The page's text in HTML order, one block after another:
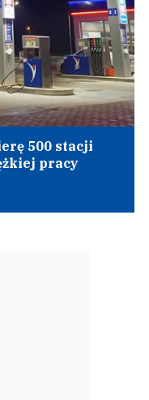
500 stacji
pracy